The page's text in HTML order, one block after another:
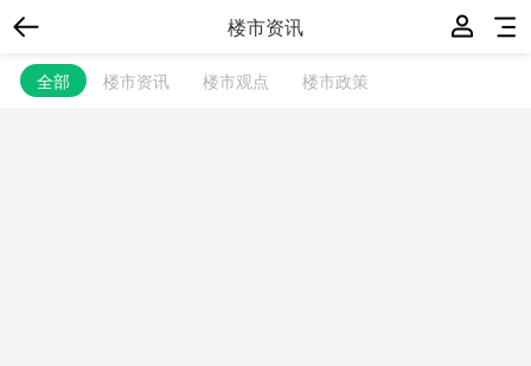
楼市资讯
全部 楼市资讯 楼市观点 楼市政策